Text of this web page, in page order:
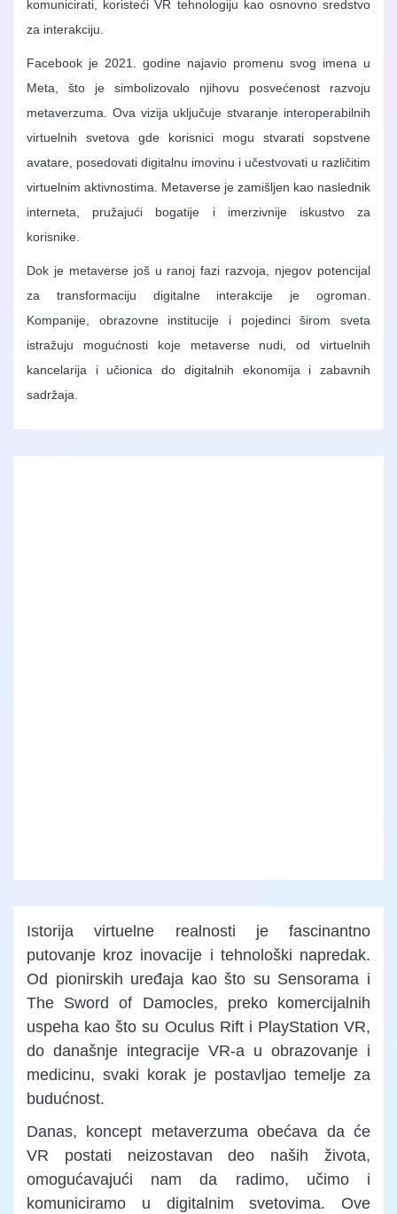
komunicirati, koristeći VR tehnologiju kao osnovno sredstvo
za interakciju.
Facebook je 2021. godine najavio promenu svog imena u
Meta, što je simbolizovalo njihovu posvećenost razvoju
metaverzuma. Ova vizija uključuje stvaranje interoperabilnih
virtuelnih svetova gde korisnici mogu stvarati sopstvene
avatare, posedovati digitalnu imovinu i učestvovati u različitim
virtuelnim aktivnostima. Metaverse je zamišljen kao naslednik
interneta, pružajući bogatije i imerzivnije iskustvo za
korisnike.
Dok je metaverse još u ranoj fazi razvoja, njegov potencijal
za transformaciju digitalne interakcije je ogroman.
Kompanije, obrazovne institucije i pojedinci širom sveta
istražuju mogućnosti koje metaverse nudi, od virtuelnih
kancelarija i učionica do digitalnih ekonomija i zabavnih
sadržaja.
Istorija virtuelne realnosti je fascinantno
putovanje kroz inovacije i tehnološki napredak.
Od pionirskih uređaja kao što su Sensorama i
The Sword of Damocles, preko komercijalnih
uspeha kao što su Oculus Rift i PlayStation VR,
do današnje integracije VR-a u obrazovanje i
medicinu, svaki korak je postavljao temelje za
budućnost.
Danas, koncept metaverzuma obećava da će
VR postati neizostavan deo naših života,
omogućavajući nam da radimo, učimo i
komuniciramo u digitalnim svetovima. Ove